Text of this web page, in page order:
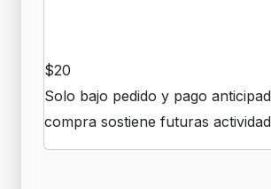
$20
Solo bajo pedido y pago
compra sostiene futuras